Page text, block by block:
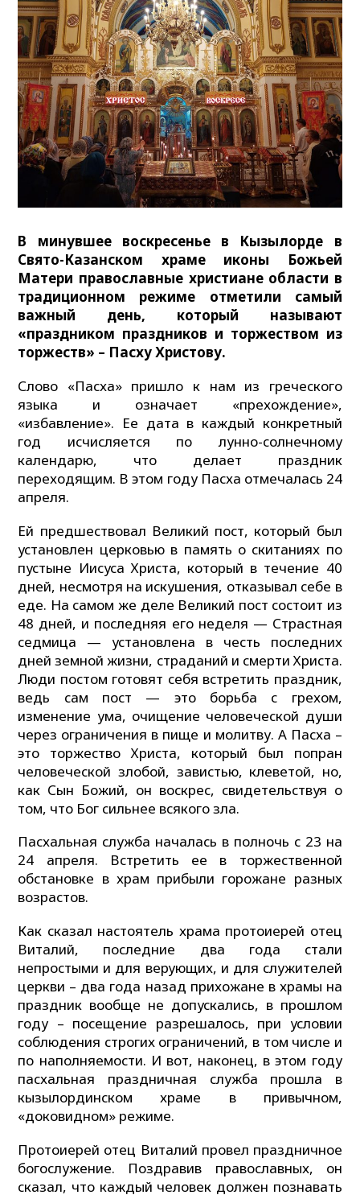
В минувшее воскресенье в Кызылорде в
Свято-Казанском храме иконы Божьей
Матери православные христиане области в
традиционном режиме отметили самый
важный день, который называют
«праздником праздников и торжеством из
торжеств» – Пасху Христову.
Слово «Пасха» пришло к нам из греческого
языка и означает «прехождение»,
«избавление». Ее дата в каждый конкретный
год исчисляется по лунно-солнечному
календарю, что делает праздник
переходящим. В этом году Пасха отмечалась 24
апреля.
Ей предшествовал Великий пост, который был
установлен церковью в память о скитаниях по
пустыне Иисуса Христа, который в течение 40
дней, несмотря на искушения, отказывал себе в
еде. На самом же деле Великий пост состоит из
48 дней, и последняя его неделя — Страстная
седмица — установлена в честь последних
дней земной жизни, страданий и смерти Христа.
Люди постом готовят себя встретить праздник,
ведь сам пост — это борьба с грехом,
изменение ума, очищение человеческой души
через ограничения в пище и молитву. А Пасха –
это торжество Христа, который был попран
человеческой злобой, завистью, клеветой, но,
как Сын Божий, он воскрес, свидетельствуя о
том, что Бог сильнее всякого зла.
Пасхальная служба началась в полночь с 23 на
24 апреля. Встретить ее в торжественной
обстановке в храм прибыли горожане разных
возрастов.
Как сказал настоятель храма протоиерей отец
Виталий, последние два года стали
непростыми и для верующих, и для служителей
церкви – два года назад прихожане в храмы на
праздник вообще не допускались, в прошлом
году – посещение разрешалось, при условии
соблюдения строгих ограничений, в том числе и
по наполняемости. И вот, наконец, в этом году
пасхальная праздничная служба прошла в
кызылординском храме в привычном,
«доковидном» режиме.
Протоиерей отец Виталий провел праздничное
богослужение. Поздравив православных, он
сказал, что каждый человек должен познавать